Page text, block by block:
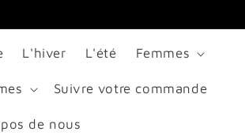
L'hiver L'été Femmes
Suivre votre commande
de nous